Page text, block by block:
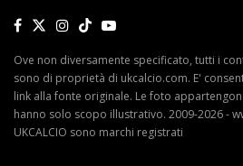
Ove non diversamente specificato, tutti i
sono di proprietà di ukcalcio.com. E'
link alla fonte originale. Le foto
hanno solo scopo illustrativo. 2009-2026 -
UKCALCIO sono marchi registrati